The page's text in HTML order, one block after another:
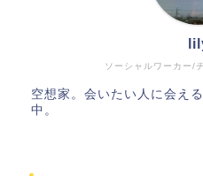
ソーシャルワーカー/
空想家。会いたい人に会え
中。